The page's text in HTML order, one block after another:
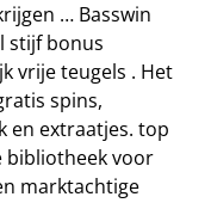
… Basswin
stijf bonus
vrije teugels . Het
spins,
en extraatjes. top
bibliotheek voor
marktachtige